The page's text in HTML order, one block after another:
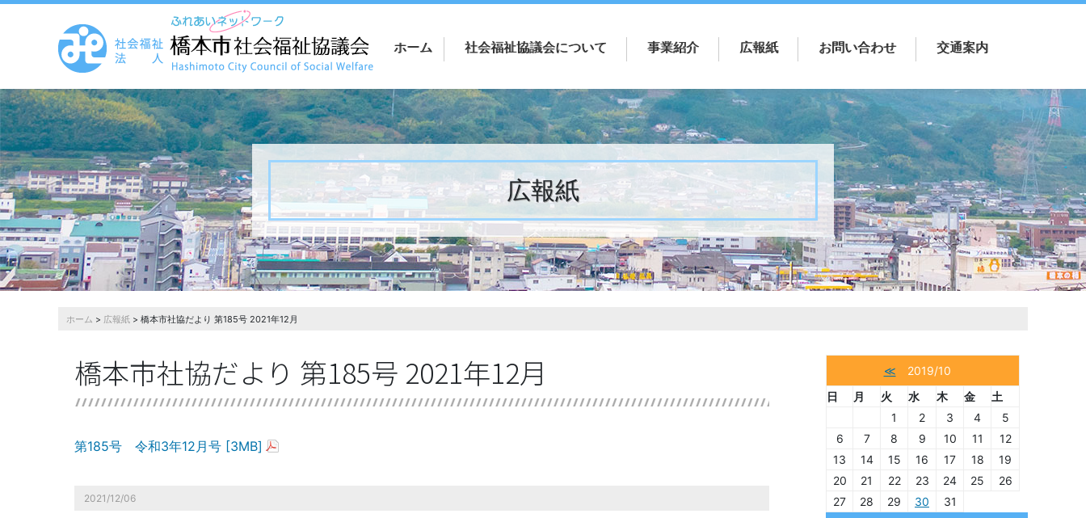
ホーム 社会福祉協議会について 事業紹介 広報紙 お問い合わせ 交通案内
広報紙
ホーム > 広報紙 > 橋本市社協だより 第185号 2021年12月
橋本市社協だより 第185号 2021年12月
第185号 令和3年12月号 [3MB]
2021/12/06
≪ 2019/10
日
月 火 水 木 金
土
1
2 3 4
5
6
7 8 9 10 11
12
13
14 15 16 17 18
19
20
21 22 23 24 25
26
27
28 29 30 31